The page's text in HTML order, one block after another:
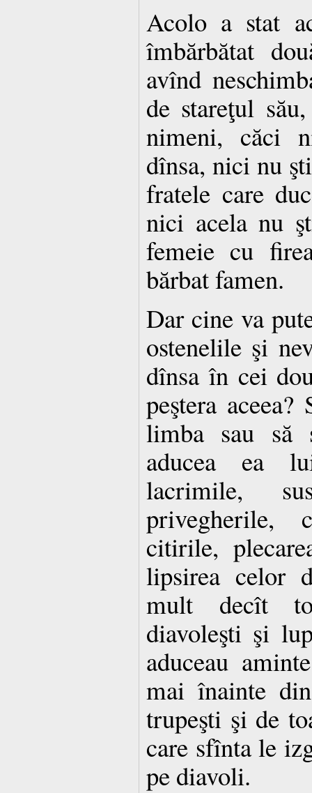
Acolo a stat
îmbărbătat
avînd
de stareţul
nimeni, căci
dînsa, nici nu
fratele care
nici acela nu
femeie cu
bărbat famen.
Dar cine va
ostenelile şi
dînsa în cei
peştera aceea?
limba sau să
aducea ea
lacrimile,
privegherile,
citirile,
lipsirea celor
mult decît
diavoleşti şi
aduceau
mai înainte
trupeşti şi de
care sfînta le
pe diavoli.